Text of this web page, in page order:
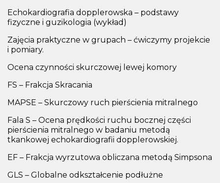
Echokardiografia dopplerowska – podstawy
fizyczne i guzikologia (wykład)
Zajęcia praktyczne w grupach – ćwiczymy projekcie
i pomiary.
Ocena czynności skurczowej lewej komory
FS – Frakcja Skracania
MAPSE – Skurczowy ruch pierścienia mitralnego
Fala S – Ocena prędkości ruchu bocznej części
pierścienia mitralnego w badaniu metodą
tkankowej echokardiografii dopplerowskiej.
EF – Frakcja wyrzutowa obliczana metodą Simpsona
GLS – Globalne odkształcenie podłużne